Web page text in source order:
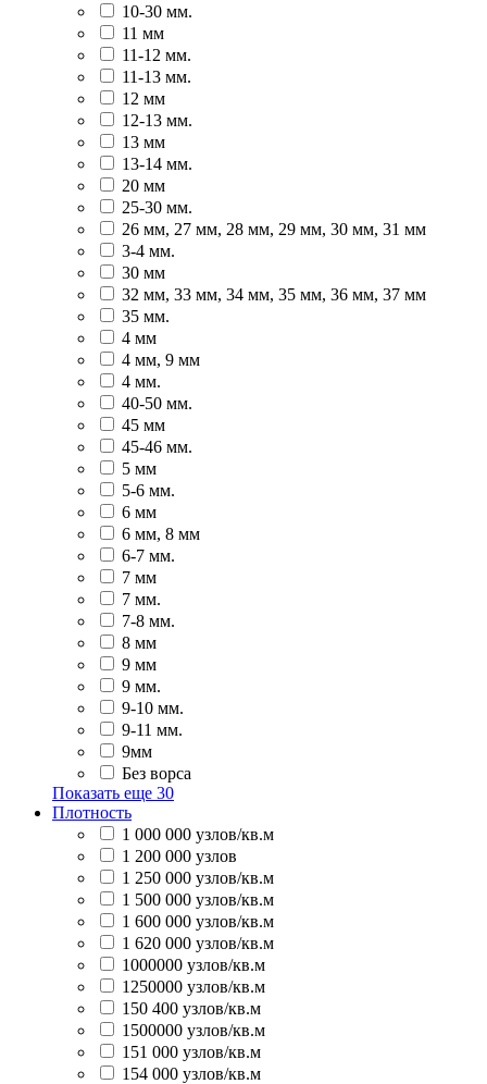
10-30 мм.
11 мм
11-12 мм.
11-13 мм.
12 мм
12-13 мм.
13 мм
13-14 мм.
20 мм
25-30 мм.
26 мм, 27 мм, 28 мм, 29 мм, 30 мм, 31 мм
3-4 мм.
30 мм
32 мм, 33 мм, 34 мм, 35 мм, 36 мм, 37 мм
35 мм.
4 мм
4 мм, 9 мм
4 мм.
40-50 мм.
45 мм
45-46 мм.
5 мм
5-6 мм.
6 мм
6 мм, 8 мм
6-7 мм.
7 мм
7 мм.
7-8 мм.
8 мм
9 мм
9 мм.
9-10 мм.
9-11 мм.
9мм
Без ворса
Показать еще 30
Плотность
1 000 000 узлов/кв.м
1 200 000 узлов
1 250 000 узлов/кв.м
1 500 000 узлов/кв.м
1 600 000 узлов/кв.м
1 620 000 узлов/кв.м
1000000 узлов/кв.м
1250000 узлов/кв.м
150 400 узлов/кв.м
1500000 узлов/кв.м
151 000 узлов/кв.м
154 000 узлов/кв.м